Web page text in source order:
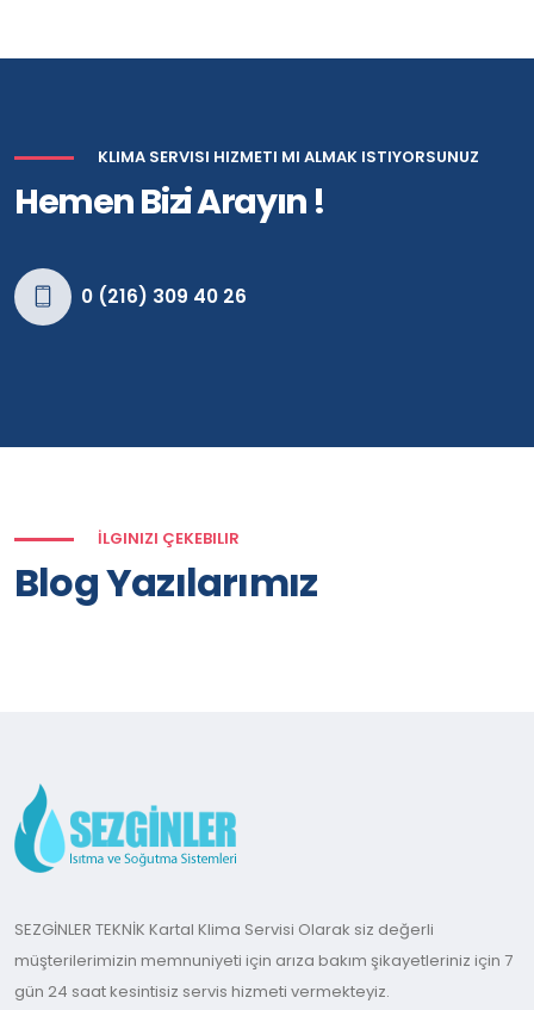
KLIMA SERVISI HIZMETI MI ALMAK ISTIYORSUNUZ
Hemen Bizi Arayın !
0 (216) 309 40 26
İLGINIZI ÇEKEBILIR
Blog Yazılarımız
SEZGİNLER TEKNİK Kartal Klima Servisi Olarak siz değerli
müşterilerimizin memnuniyeti için arıza bakım şikayetleriniz için 7
gün 24 saat kesintisiz servis hizmeti vermekteyiz.